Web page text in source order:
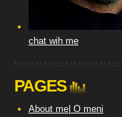
chat wih me
PAGES
About me| O meni